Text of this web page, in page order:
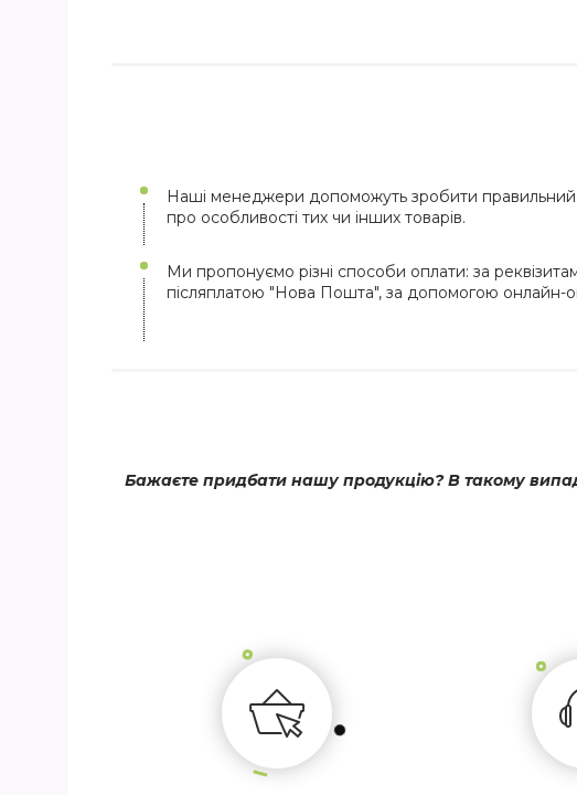
Наші менеджери допоможуть зробити правильний
про особливості тих чи інших товарів.
Ми пропонуємо різні способи оплати: за
післяплатою "Нова Пошта", за допомогою онлайн-
Бажаєте придбати нашу продукцію? В такому